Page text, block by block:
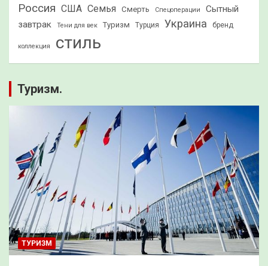
Россия США Семья Смерть Спецоперации
Сытный
завтрак
Тени для век Туризм Турция Украина бренд
коллекция стиль
Туризм.
ТУРИЗМ